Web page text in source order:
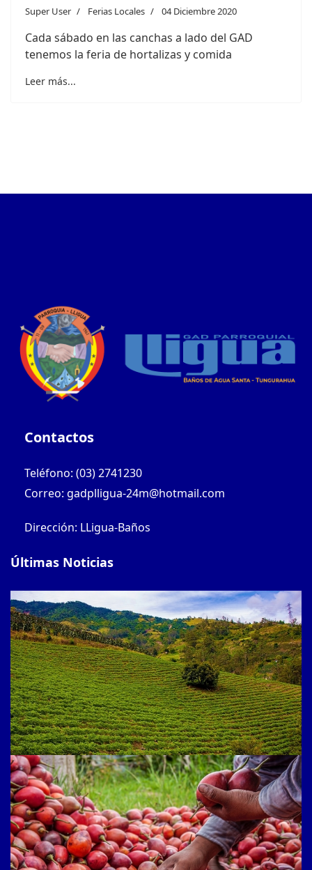
Super User Ferias Locales 04 Diciembre 2020
Cada sábado en las canchas a lado del GAD
tenemos la feria de hortalizas y comida
Leer más...
Contactos
Teléfono: (03) 2741230
Correo: gadplligua-24m@hotmail.com
Dirección: LLigua-Baños
Últimas Noticias